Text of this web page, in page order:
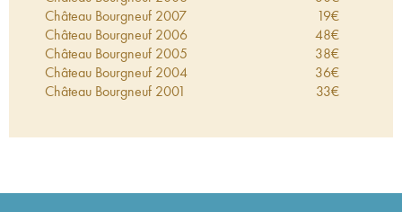
Château Bourgneuf 2007 19€
Château Bourgneuf 2006 48€
Château Bourgneuf 2005 38€
Château Bourgneuf 2004 36€
Château Bourgneuf 2001 33€